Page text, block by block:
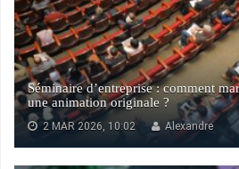
Séminaire d’entreprise : comment
une animation originale ?
2 MAR 2026, 10:02 Alexandre